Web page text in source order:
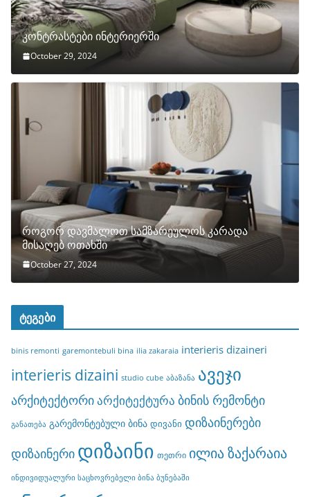
კონტრასტები ინტერიერში
October 29, 2024
როგორ დავმალოთ სამზარეულოს კარადა
მისაღებ ოთახში
October 27, 2024
ტეგები
binis remonti garemontebuli bina ilia zakaraia interieris dizaineri
interieris dizaini studio cube აბაზანა ავეჯი
არქიტექტორიარქიტექტურა ბინის რემონტი
განათება გარემონტებული ბინა დივანი დიზაინერები
დიზაინერი დიზაინი თეთრი ილია ზაქარაია
ინდივიდუალური საცხოვრებელი ბინა ბუნებაში